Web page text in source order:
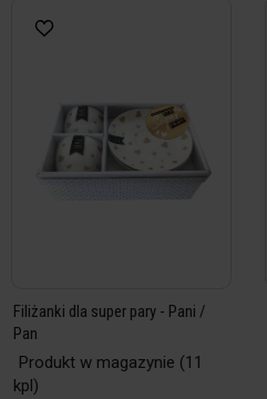
Filiżanki dla super pary - Pani /
Pan
Produkt w magazynie (11
kpl)